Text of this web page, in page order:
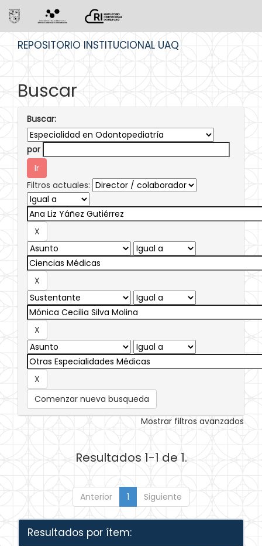
REPOSITORIO INSTITUCIONAL UAQ
Buscar
Buscar:
por
Filtros actuales:
Comenzar nueva busqueda
Mostrar filtros avanzados
Resultados 1-1 de 1.
Anterior 1 Siguiente
Resultados por ítem: